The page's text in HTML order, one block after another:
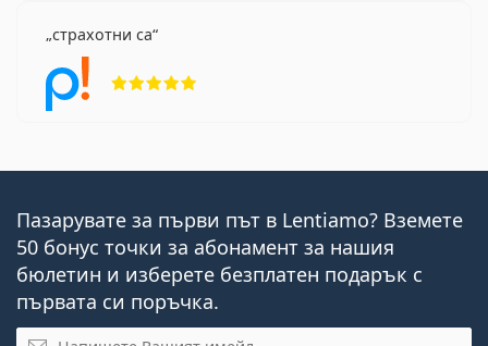
страхотни са
Пазарувате за първи път в Lentiamo? Вземете
50 бонус точки за абонамент за нашия
бюлетин и изберете безплатен подарък с
първата си поръчка.
Имейл